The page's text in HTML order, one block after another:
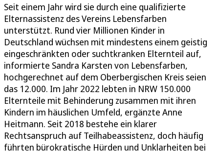
Seit einem Jahr wird sie durch eine qualifizierte
Elternassistenz des Vereins Lebensfarben
unterstützt. Rund vier Millionen Kinder in
Deutschland wüchsen mit mindestens einem geistig
eingeschränkten oder suchtkranken Elternteil auf,
informierte Sandra Karsten von Lebensfarben,
hochgerechnet auf dem Oberbergischen Kreis seien
das 12.000. Im Jahr 2022 lebten in NRW 150.000
Elternteile mit Behinderung zusammen mit ihren
Kindern im häuslichen Umfeld, ergänzte Anne
Heitmann. Seit 2018 bestehe ein klarer
Rechtsanspruch auf Teilhabeassistenz, doch häufig
führten bürokratische Hürden und Unklarheiten bei